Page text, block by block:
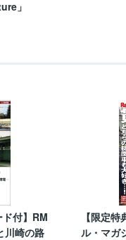
」
ド付】RM
崎の路
【限定
ル・マガ